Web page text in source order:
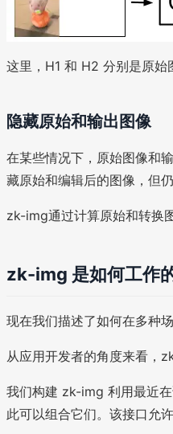
这里，H1 和 H2 分别是原始
隐藏原始和输出图像
在某些情况下，原始图像和
藏原始和编辑后的图像，但
zk-img通过计算原始和转换
zk-img 是如何工作
现在我们描述了如何在多种
从应用开发者的角度来看，
我们构建 zk-img 利用最近
此可以组合它们。该接口允